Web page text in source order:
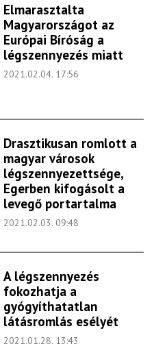
Elmarasztalta
Magyarországot az
Európai Bíróság a
légszennyezés miatt
2021.02.04. 17:56
Drasztikusan romlott a
magyar városok
légszennyezettsége,
Egerben kifogásolt a
levegő portartalma
2021.02.03. 09:48
A légszennyezés
fokozhatja a
gyógyíthatatlan
látásromlás esélyét
2021.01.28. 13:43